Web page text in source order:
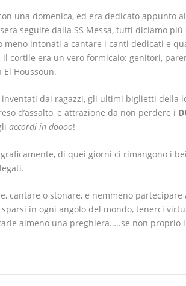
una domenica, ed era dedicato appunto
seguite dalla SS Messa, tutti diciamo
meno intonati a cantare i canti dedicati e
il cortile era un vero formicaio: genitori,
Houssoun.
inventati dai ragazzi, gli ultimi biglietti della
d’assalto, e attrazione da non perdere i
accordi in doooo!
di quei giorni ci rimangono i
cantare o stonare, e nemmeno partecipare
in ogni angolo del mondo, tenerci
almeno una preghiera…..se non proprio